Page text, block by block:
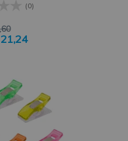
(0)
21,24